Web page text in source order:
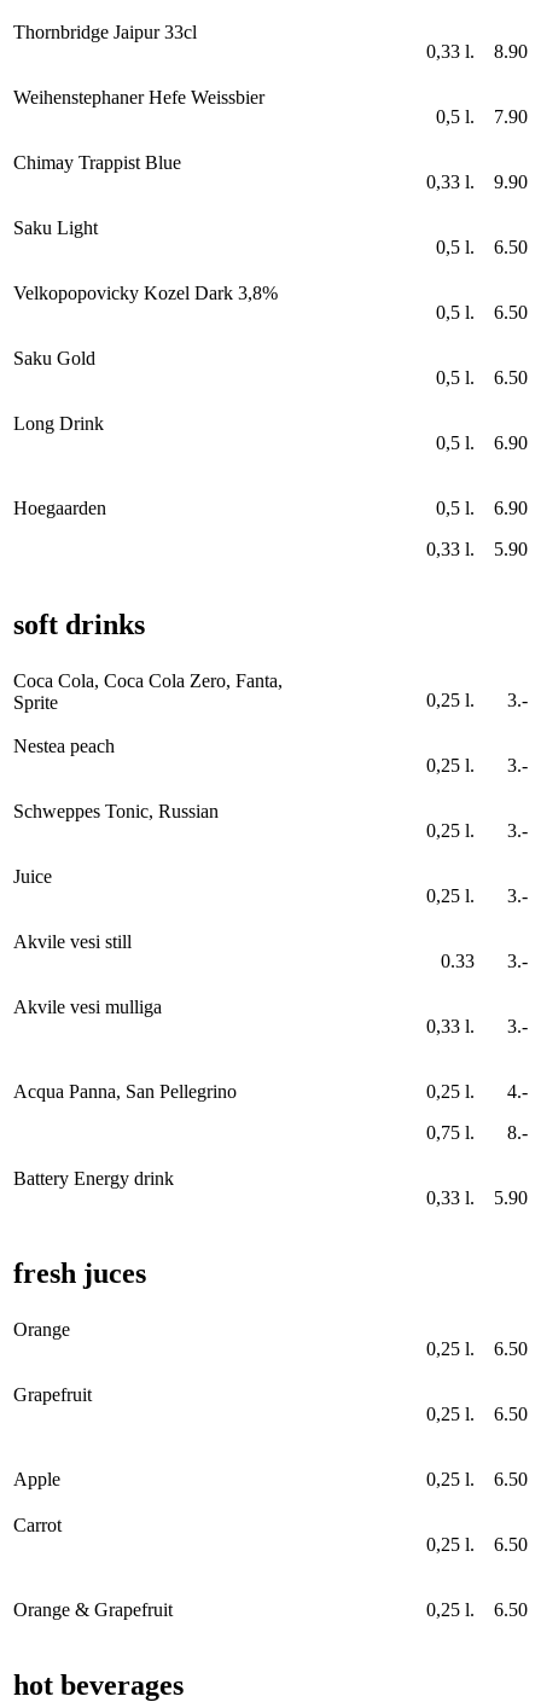
Thornbridge Jaipur 33cl
0,33 l.
8.90
Weihenstephaner Hefe Weissbier
0,5 l.
7.90
Chimay Trappist Blue
0,33 l.
9.90
Saku Light
0,5 l.
6.50
Velkopopovicky Kozel Dark 3,8%
0,5 l.
6.50
Saku Gold
0,5 l.
6.50
Long Drink
0,5 l.
6.90
Hoegaarden
0,5 l.
0,33 l.
6.90
5.90
soft drinks
Coca Cola, Coca Cola Zero, Fanta,
Sprite
0,25 l. 3.-
Nestea peach
0,25 l.
3.-
Schweppes Tonic, Russian
0,25 l.
3.-
Juice
0,25 l.
3.-
Akvile vesi still
0.33
3.-
Akvile vesi mulliga
0,33 l.
3.-
Acqua Panna, San Pellegrino
0,25 l.
0,75 l.
4.-
8.-
Battery Energy drink
0,33 l.
5.90
fresh juces
Orange
0,25 l.
6.50
Grapefruit
0,25 l.
6.50
Apple 0,25 l. 6.50
Carrot
0,25 l.
6.50
Orange & Grapefruit 0,25 l. 6.50
hot beverages